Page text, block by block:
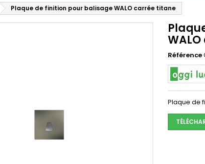
Plaque de finition pour balisage WALO carrée titane
Référence
Plaque de